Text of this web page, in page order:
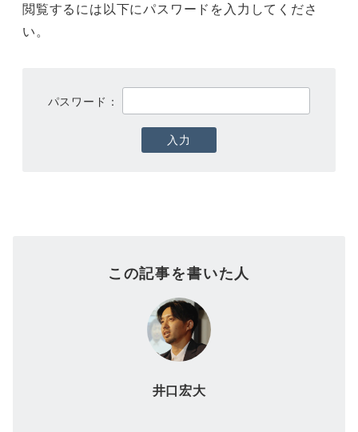
閲覧するには以下にパスワードを入力してくださ
い。
パスワード：
この記事を書いた人
井口宏大